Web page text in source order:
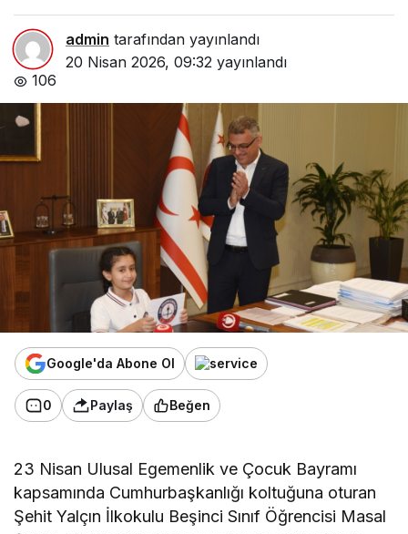
admin tarafından yayınlandı
20 Nisan 2026, 09:32 yayınlandı
106
Google'da Abone Ol
0 Paylaş Beğen
23 Nisan Ulusal Egemenlik ve Çocuk Bayramı
kapsamında Cumhurbaşkanlığı koltuğuna oturan
Şehit Yalçın İlkokulu Beşinci Sınıf Öğrencisi Masal